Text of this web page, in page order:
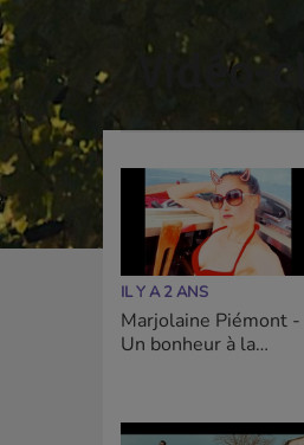
Vidéo-
IL Y A 2 ANS
Marjolaine Piémont -
Un bonheur à la